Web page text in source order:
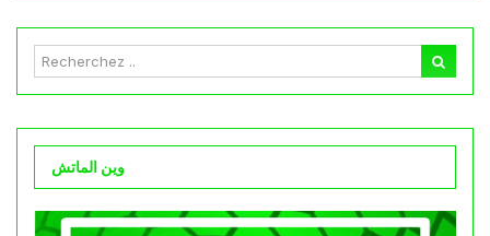
وين الماتش